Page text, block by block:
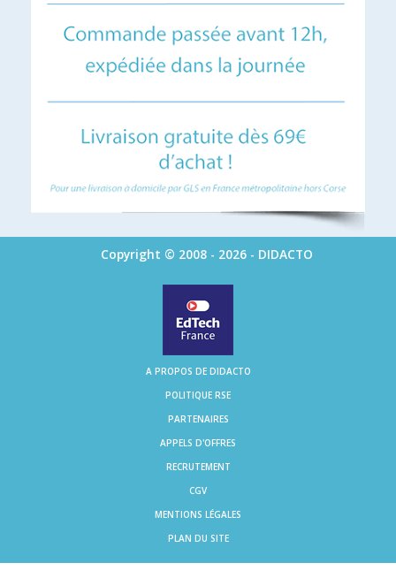
Copyright © 2008 - 2026 - DIDACTO
A PROPOS DE DIDACTO
POLITIQUE RSE
PARTENAIRES
APPELS D'OFFRES
RECRUTEMENT
CGV
MENTIONS LÉGALES
PLAN DU SITE